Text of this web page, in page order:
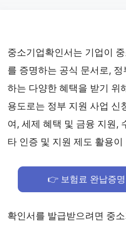
중소기업확인서는 기업이
를 증명하는 공식 문서로,
하는 다양한 혜택을 받기 위
용도로는 정부 지원 사업 신
여, 세제 혜택 및 금융 지원,
타 인증 및 지원 제도 활용이
👉 보험료 완납증
확인서를 발급받으려면 중